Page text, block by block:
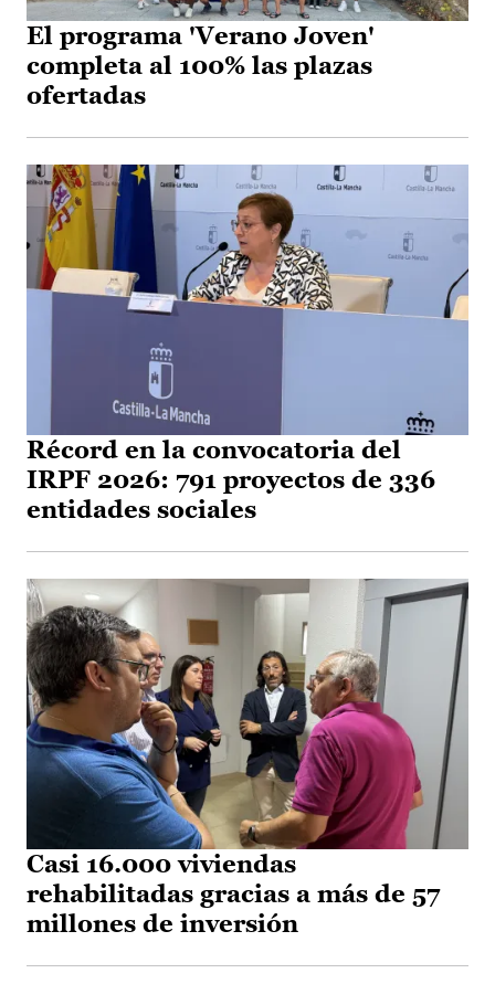
El programa 'Verano Joven'
completa al 100% las plazas
ofertadas
Récord en la convocatoria del
IRPF 2026: 791 proyectos de 336
entidades sociales
Casi 16.000 viviendas
rehabilitadas gracias a más de 57
millones de inversión